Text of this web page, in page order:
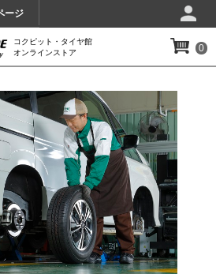
ージ
コクピット・タイヤ館
オンラインストア
0